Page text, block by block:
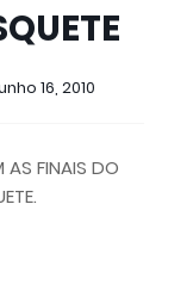
16, 2010
AS FINAIS DO